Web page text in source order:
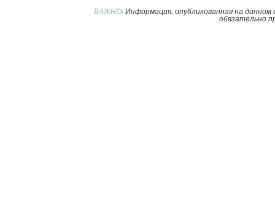
ВАЖНО! Информация, опубликованная на
обязательно